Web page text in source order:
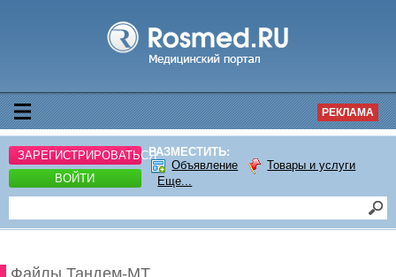
РЕКЛАМА
ЗАРЕГИСТРИРОВАТЬСЯ
ВОЙТИ
РАЗМЕСТИТЬ:
Объявление
Товары и услуги
Еще...
Файлы Тандем-МТ